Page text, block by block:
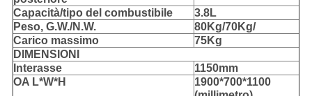
Capacità/tipo del combustibile
3.8L
Peso, G.W./N.W.
80Kg/70Kg/
Carico massimo
75Kg
DIMENSIONI
Interasse
1150mm
OA L*W*H
1900*700*1100